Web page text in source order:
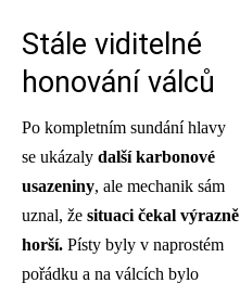
Stále viditelné
honování válců
Po kompletním sundání hlavy
se ukázaly další karbonové
usazeniny, ale mechanik sám
uznal, že situaci čekal výrazně
horší. Písty byly v naprostém
pořádku a na válcích bylo